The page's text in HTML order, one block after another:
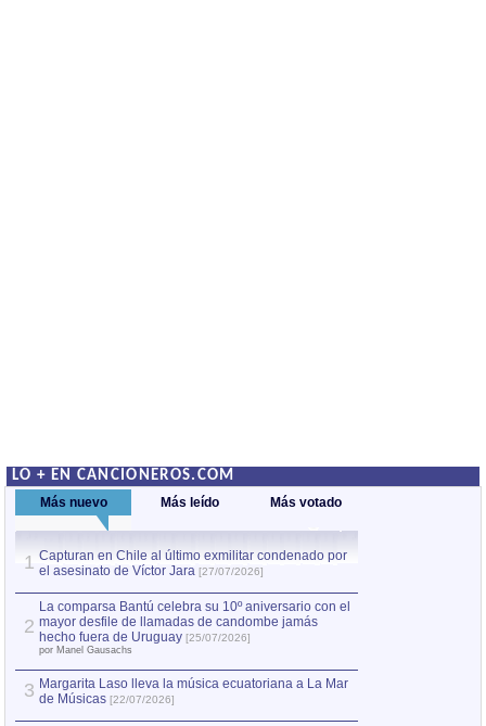
LO + EN CANCIONEROS.COM
Más nuevo Más leído Más votado
1 Capturan en Chile al último exmilitar condenado por
el asesinato de Víctor Jara [27/07/2026]
2
La comparsa Bantú celebra su 10º aniversario con el
mayor desfile de llamadas de candombe jamás
hecho fuera de Uruguay [25/07/2026]
por Manel Gausachs
3 Margarita Laso lleva la música ecuatoriana a La Mar
de Músicas [22/07/2026]